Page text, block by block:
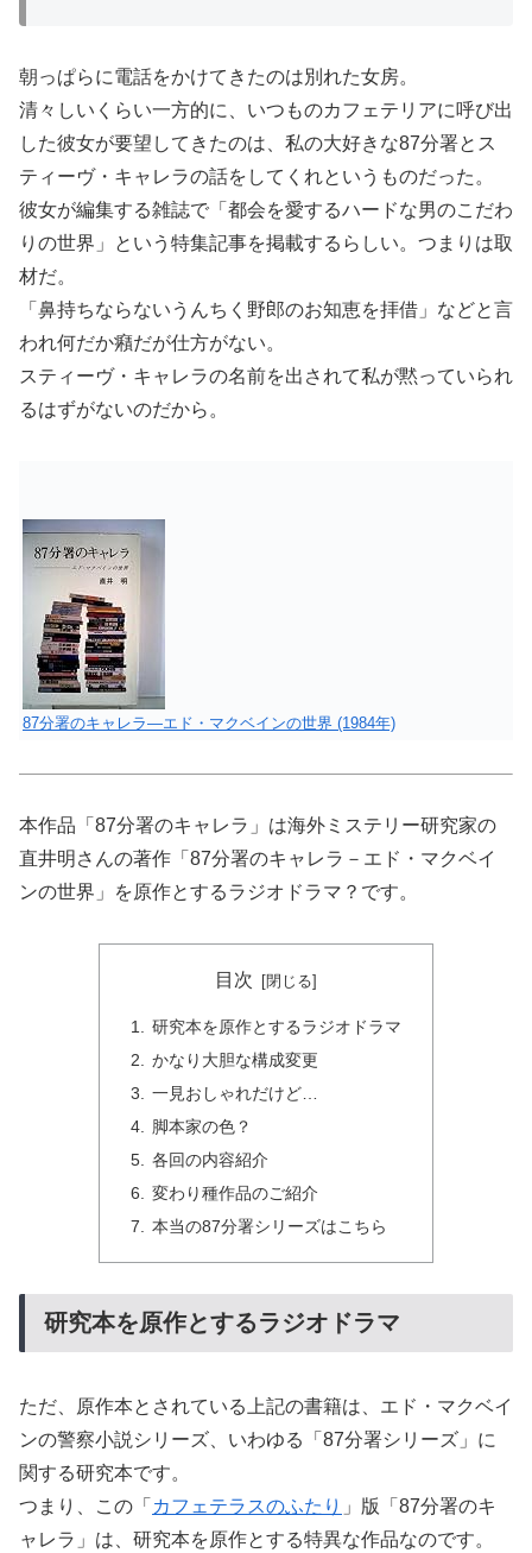
朝っぱらに電話をかけてきたのは別れた女房。
清々しいくらい一方的に、いつものカフェテリアに呼び出
した彼女が要望してきたのは、私の大好きな87分署とス
ティーヴ・キャレラの話をしてくれというものだった。
彼女が編集する雑誌で「都会を愛するハードな男のこだわ
りの世界」という特集記事を掲載するらしい。つまりは取
材だ。
「鼻持ちならないうんちく野郎のお知恵を拝借」などと言
われ何だか癪だが仕方がない。
スティーヴ・キャレラの名前を出されて私が黙っていられ
るはずがないのだから。
87分署のキャレラ―エド・マクベインの世界 (1984年)
本作品「87分署のキャレラ」は海外ミステリー研究家の
直井明さんの著作「87分署のキャレラ－エド・マクベイ
ンの世界」を原作とするラジオドラマ？です。
目次
研究本を原作とするラジオドラマ
かなり大胆な構成変更
一見おしゃれだけど…
脚本家の色？
各回の内容紹介
変わり種作品のご紹介
本当の87分署シリーズはこちら
研究本を原作とするラジオドラマ
ただ、原作本とされている上記の書籍は、エド・マクベイ
ンの警察小説シリーズ、いわゆる「87分署シリーズ」に
関する研究本です。
つまり、この「 カフェテラスのふたり 」版「87分署のキ
ャレラ」は、研究本を原作とする特異な作品なのです。